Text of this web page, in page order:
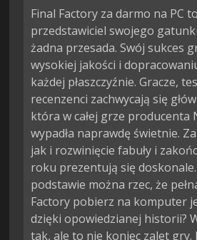
Final Factory za darmo na PC
przedstawiciel swojego
żadna przesada. Swój sukces
wysokiej jakości i
każdej płaszczyźnie. Gracze,
recenzenci zachwycają się
która w całej grze producenta
wypadła naprawdę świetnie.
jak i rozwinięcie fabuły i
roku prezentują się
podstawie można rzec, że
Factory pobierz na komputer
dzięki opowiedzianej historii?
tak, ale to nie koniec zalet gry.